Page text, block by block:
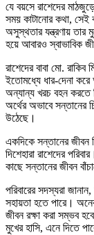
যে বয়সে রাশেদের
সময় কাটানোর কথা, সেই
অসুস্থতার যন্ত্রণায়
হয়ে আবারও স্বাভাবিক
রাশেদের বাবা মো.
ইতোমধ্যে ধার-দেনা করে
অন্যান্য খরচ বহন করতে
অর্থের অভাবে সন্তানের
উঠেছে।
একদিকে সন্তানের
দিশেহারা রাশেদের
কাছে সন্তানের জীবন
পরিবারের সদস্যরা
সহায়তা হতে পারে।
জীবন রক্ষা করা সম্ভব
মুখের হাসি, এনে দিতে